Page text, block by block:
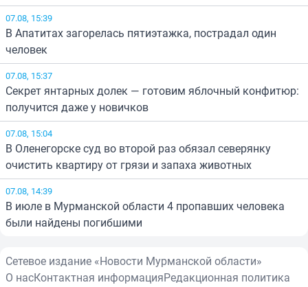
07.08, 15:39
В Апатитах загорелась пятиэтажка, пострадал один
человек
07.08, 15:37
Секрет янтарных долек — готовим яблочный конфитюр:
получится даже у новичков
07.08, 15:04
В Оленегорске суд во второй раз обязал северянку
очистить квартиру от грязи и запаха животных
07.08, 14:39
В июле в Мурманской области 4 пропавших человека
были найдены погибшими
Сетевое издание «Новости Мурманской области»
О насКонтактная информацияРедакционная политика